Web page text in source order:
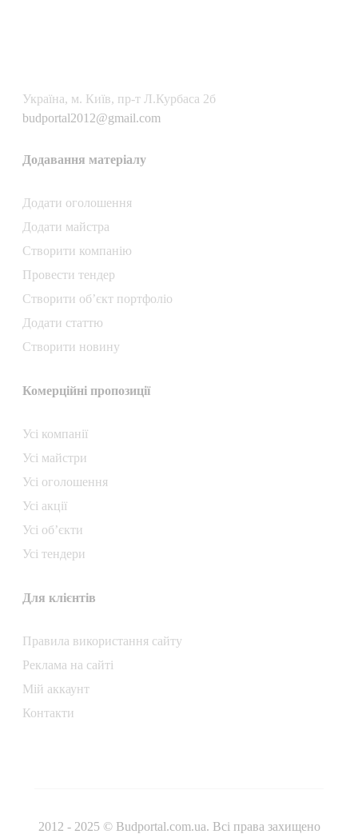
Українa, м. Київ, пр-т Л.Курбаса 2б
budportal2012@gmail.com
Додавання матеріалу
Додати oголошення
Додати майстра
Створити компанiю
Провести тендер
Створити об’єкт портфоліо
Додати статтю
Створити новину
Комерційні пропозиції
Усі компанії
Усі майстри
Усі оголошення
Усі акції
Усі об’єкти
Усі тендери
Для клієнтів
Правила використання сайту
Реклама на сайті
Мій аккаунт
Контакти
2012 - 2025 © Budportal.com.ua. Всі права захищено